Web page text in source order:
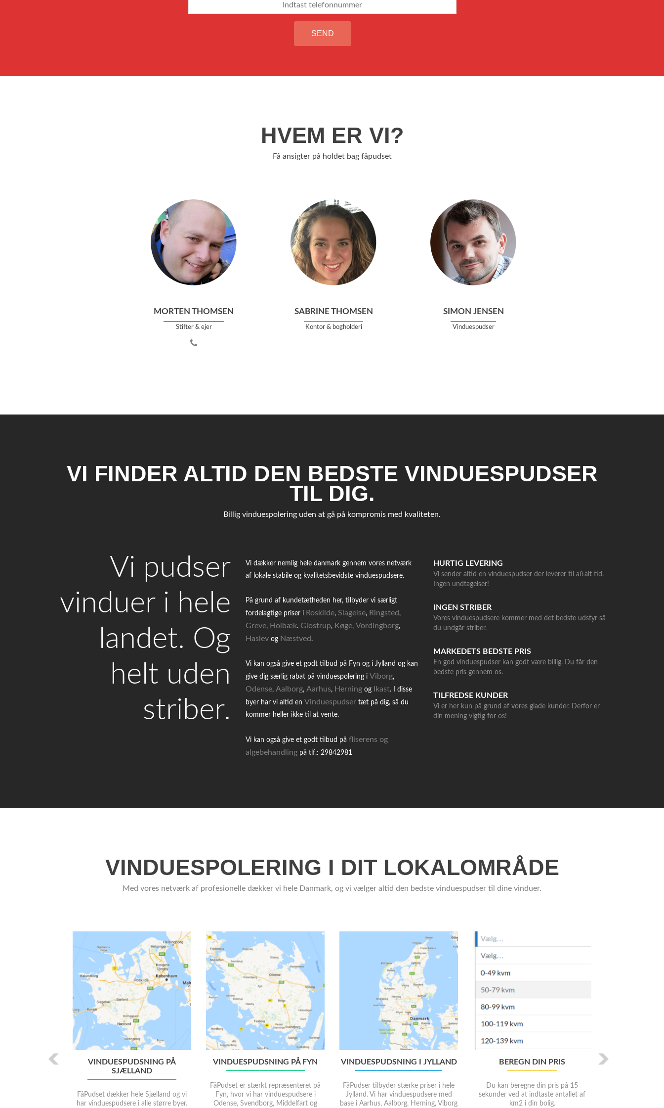
HVEM ER VI?
Få ansigter på holdet bag fåpudset
MORTEN THOMSEN
Stifter & ejer
SABRINE THOMSEN
Kontor & bogholderi
SIMON JENSEN
Vinduespudser
VI FINDER ALTID DEN BEDSTE VINDUESPUDSER
TIL DIG.
Billig vinduespolering uden at gå på kompromis med kvaliteten.
Vi pudser
vinduer i hele
landet. Og
helt uden
striber.
Vi dækker nemlig hele danmark gennem vores netværk
af lokale stabile og kvalitetsbevidste vinduespudsere.
På grund af kundetætheden her, tilbyder vi særligt
fordelagtige priser i Roskilde, Slagelse, Ringsted ,
Greve, Holbæk. Glostrup, Køge, Vordingborg,
Haslev og Næstved .
Vi kan også give et godt tilbud på Fyn og i Jylland og kan
give dig særlig rabat på vinduespolering i Viborg,
Odense, Aalborg, Aarhus, Herning og Ikast. I disse
byer har vi altid en Vinduespudser tæt på dig, så du
kommer heller ikke til at vente.
Vi kan også give et godt tilbud på fliserens og
algebehandling på tlf.: 29842981
HURTIG LEVERING
Vi sender altid en vinduespudser der leverer til aftalt tid.
Ingen undtagelser!
INGEN STRIBER
Vores vinduespudsere kommer med det bedste udstyr så
du undgår striber.
MARKEDETS BEDSTE PRIS
En god vinduespudser kan godt være billig. Du får den
bedste pris gennem os.
TILFREDSE KUNDER
Vi er her kun på grund af vores glade kunder. Derfor er
din mening vigtig for os!
VINDUESPOLERING I DIT LOKALOMRÅDE
Med vores netværk af profesionelle dækker vi hele Danmark, og vi vælger altid den bedste vinduespudser til dine vinduer.
VINDUESPUDSNING PÅ
SJÆLLAND
FåPudset dækker hele Sjælland og vi
har vinduespudsere i alle større byer.
VINDUESPUDSNING PÅ FYN
FåPudset er stærkt repræsenteret på
Fyn, hvor vi har vinduespudsere i
Odense, Svendborg, Middelfart og
VINDUESPUDSNING I JYLLAND
FåPudser tilbyder stærke priser i hele
Jylland. Vi har vinduespudsere med
base i Aarhus, Aalborg, Herning, Viborg
BEREGN DIN PRIS
Du kan beregne din pris på 15
sekunder ved at indtaste antallet af
km2 i din bolig.